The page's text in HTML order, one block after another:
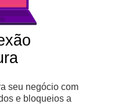
seu negócio com
e bloqueios a